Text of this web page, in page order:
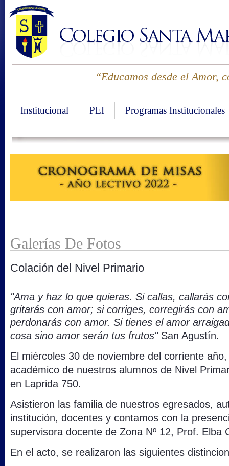
“Educamos desde el Amor,
Institucional PEI Programas Institucionales
Galerías De Fotos
Colación del Nivel Primario
"Ama y haz lo que quieras. Si callas, callarás
gritarás con amor; si corriges, corregirás con
perdonarás con amor. Si tienes el amor
cosa sino amor serán tus frutos"San Agustín.
El miércoles 30 de noviembre del corriente
académico de nuestros alumnos de Nivel
en Laprida 750.
Asistieron las familia de nuestros egresados,
institución, docentes y contamos con la
supervisora docente de Zona Nº 12, Prof. Elba
En el acto, se realizaron las siguientes